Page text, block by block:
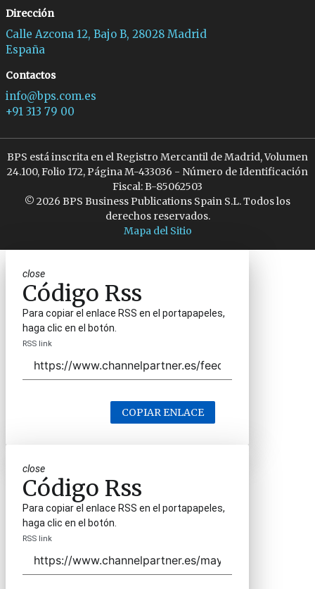
Dirección
Calle Azcona 12, Bajo B, 28028 Madrid
España
Contactos
info@bps.com.es
+91 313 79 00
BPS está inscrita en el Registro Mercantil de Madrid, Volumen
24.100, Folio 172, Página M-433036 - Número de Identificación
Fiscal: B-85062503
© 2026 BPS Business Publications Spain S.L. Todos los
derechos reservados.
Mapa del Sitio
close
Código Rss
Para copiar el enlace RSS en el portapapeles,
haga clic en el botón.
RSS link
COPIAR ENLACE
close
Código Rss
Para copiar el enlace RSS en el portapapeles,
haga clic en el botón.
RSS link